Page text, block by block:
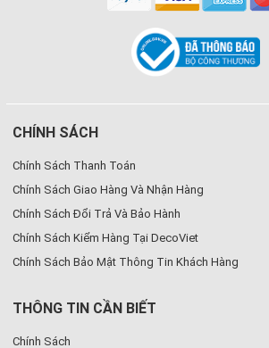
CHÍNH SÁCH
Chính Sách Thanh Toán
Chính Sách Giao Hàng Và Nhận Hàng
Chính Sách Đổi Trả Và Bảo Hành
Chính Sách Kiểm Hàng Tại DecoViet
Chính Sách Bảo Mật Thông Tin Khách Hàng
THÔNG TIN CẦN BIẾT
Chính Sách